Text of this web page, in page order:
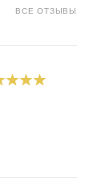
ВСЕ ОТЗЫВЫ